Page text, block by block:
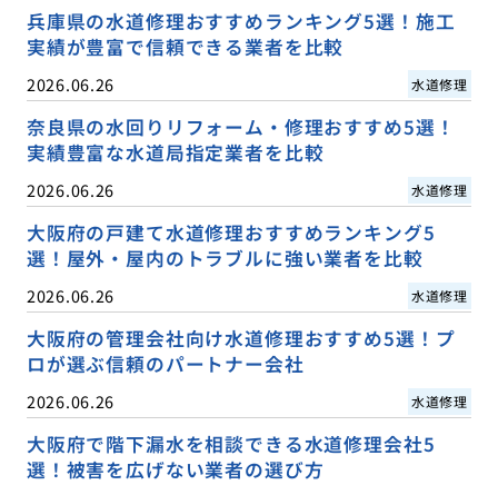
兵庫県の水道修理おすすめランキング5選！施工
実績が豊富で信頼できる業者を比較
2026.06.26 水道修理
奈良県の水回りリフォーム・修理おすすめ5選！
実績豊富な水道局指定業者を比較
2026.06.26 水道修理
大阪府の戸建て水道修理おすすめランキング5
選！屋外・屋内のトラブルに強い業者を比較
2026.06.26 水道修理
大阪府の管理会社向け水道修理おすすめ5選！プ
ロが選ぶ信頼のパートナー会社
2026.06.26 水道修理
大阪府で階下漏水を相談できる水道修理会社5
選！被害を広げない業者の選び方